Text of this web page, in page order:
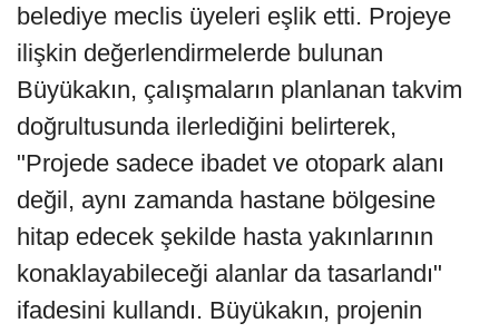
belediye meclis üyeleri eşlik etti. Projeye
ilişkin değerlendirmelerde bulunan
Büyükakın, çalışmaların planlanan takvim
doğrultusunda ilerlediğini belirterek,
"Projede sadece ibadet ve otopark alanı
değil, aynı zamanda hastane bölgesine
hitap edecek şekilde hasta yakınlarının
konaklayabileceği alanlar da tasarlandı"
ifadesini kullandı. Büyükakın, projenin